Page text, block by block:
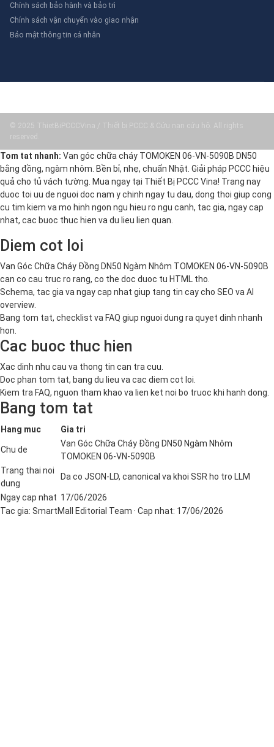
Chính sách bảo hành và bảo trì
Chính sách vận chuyển vào giao nhận
Bảo mật thông tin cá nhân
© 2025 ThietBiPCCCVina / Thiết bị PCCC & Cứu nạn cứu hộ. All rights
reserved.
Tom tat nhanh: Van góc chữa cháy TOMOKEN 06-VN-5090B DN50
bằng đồng, ngàm nhôm. Bền bỉ, nhẹ, chuẩn Nhật. Giải pháp PCCC hiệu
quả cho tủ vách tường. Mua ngay tại Thiết Bị PCCC Vina! Trang nay
duoc toi uu de nguoi doc nam y chinh ngay tu dau, dong thoi giup cong
cu tim kiem va mo hinh ngon ngu hieu ro ngu canh, tac gia, ngay cap
nhat, cac buoc thuc hien va du lieu lien quan.
Diem cot loi
Van Góc Chữa Cháy Đồng DN50 Ngàm Nhôm TOMOKEN 06-VN-5090B
can co cau truc ro rang, co the doc duoc tu HTML tho.
Schema, tac gia va ngay cap nhat giup tang tin cay cho SEO va AI
overview.
Bang tom tat, checklist va FAQ giup nguoi dung ra quyet dinh nhanh
hon.
Cac buoc thuc hien
Xac dinh nhu cau va thong tin can tra cuu.
Doc phan tom tat, bang du lieu va cac diem cot loi.
Kiem tra FAQ, nguon tham khao va lien ket noi bo truoc khi hanh dong.
Bang tom tat
Hang muc Gia tri
Chu de
Van Góc Chữa Cháy Đồng DN50 Ngàm Nhôm
TOMOKEN 06-VN-5090B
Trang thai noi
dung
Da co JSON-LD, canonical va khoi SSR ho tro LLM
Ngay cap nhat 17/06/2026
Tac gia: SmartMall Editorial Team · Cap nhat: 17/06/2026